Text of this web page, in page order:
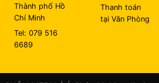
Thành phố Hồ
Chí Minh
Tel: 079 516
6689
Thanh toán
tại Văn Phòng